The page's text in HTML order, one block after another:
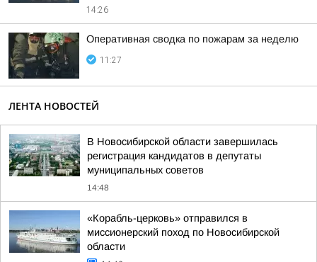
14:26
Оперативная сводка по пожарам за неделю
11:27
ЛЕНТА НОВОСТЕЙ
В Новосибирской области завершилась
регистрация кандидатов в депутаты
муниципальных советов
14:48
«Корабль-церковь» отправился в
миссионерский поход по Новосибирской
области